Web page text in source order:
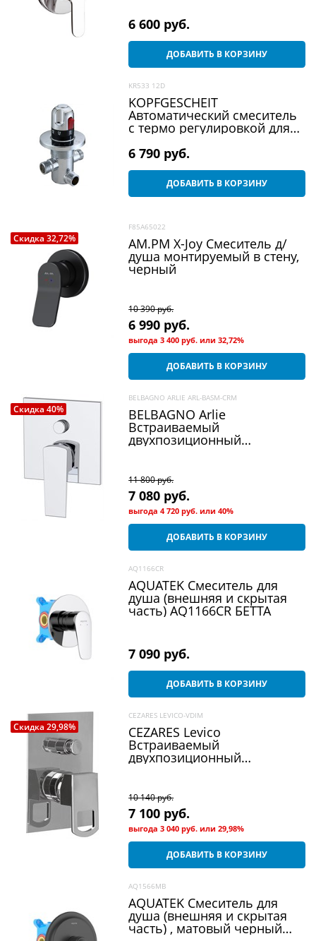
6 600 руб.
ДОБАВИТЬ В КОРЗИНУ
KR533 12D
KOPFGESCHEIT
Автоматический смеситель
с термо регулировкой для
KR533 12D (ZY)
6 790 руб.
ДОБАВИТЬ В КОРЗИНУ
Скидка 32,72%
F85A65022
AM.PM X-Joy Смеситель д/
душа монтируемый в стену,
черный
10 390 руб.
6 990 руб.
выгода3 400 руб. или32,72%
ДОБАВИТЬ В КОРЗИНУ
Скидка 40%
BELBAGNO ARLIE ARL-BASM-CRM
BELBAGNO Arlie
Встраиваемый
двухпозиционный
11 800 руб.
7 080 руб.
выгода4 720 руб. или40%
ДОБАВИТЬ В КОРЗИНУ
AQ1166CR
AQUATEK Смеситель для
душа (внешняя и скрытая
часть) AQ1166CR БЕТТА
7 090 руб.
ДОБАВИТЬ В КОРЗИНУ
Скидка 29,98%
CEZARES LEVICO-VDIM
CEZARES Levico
Встраиваемый
двухпозиционный
10 140 руб.
7 100 руб.
выгода3 040 руб. или29,98%
ДОБАВИТЬ В КОРЗИНУ
AQ1566MB
AQUATEK Смеситель для
душа (внешняя и скрытая
часть) , матовый черный